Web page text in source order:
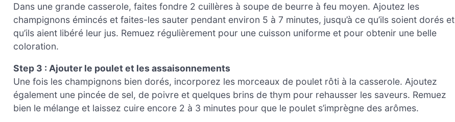
Dans une grande casserole, faites fondre 2 cuillères à soupe de beurre à feu moyen. Ajoutez les
champignons émincés et faites-les sauter pendant environ 5 à 7 minutes, jusqu’à ce qu’ils soient dorés et
qu’ils aient libéré leur jus. Remuez régulièrement pour une cuisson uniforme et pour obtenir une belle
coloration.
Step 3 : Ajouter le poulet et les assaisonnements
Une fois les champignons bien dorés, incorporez les morceaux de poulet rôti à la casserole. Ajoutez
également une pincée de sel, de poivre et quelques brins de thym pour rehausser les saveurs. Remuez
bien le mélange et laissez cuire encore 2 à 3 minutes pour que le poulet s’imprègne des arômes.